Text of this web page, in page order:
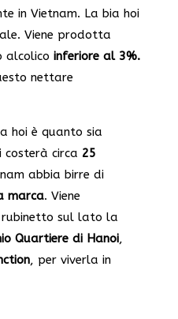
in Vietnam. La bia hoi
Viene prodotta
alcolico inferiore al 3%.
nettare
hoi è quanto sia
costerà circa 25
abbia birre di
marca. Viene
rubinetto sul lato la
Quartiere di Hanoi,
, per viverla in